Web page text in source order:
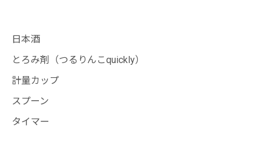
日本酒
とろみ剤（つるりんこquickly）
計量カップ
スプーン
タイマー